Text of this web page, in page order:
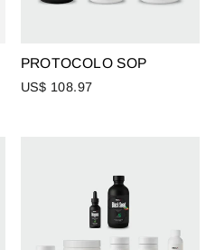
PROTOCOLO SOP
US$ 108.97